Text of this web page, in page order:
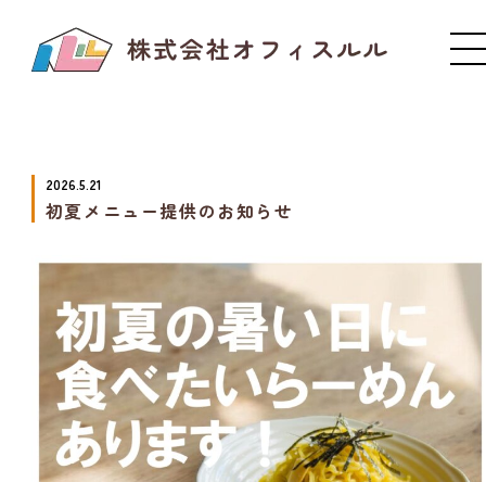
2026.5.21
初夏メニュー提供のお知らせ